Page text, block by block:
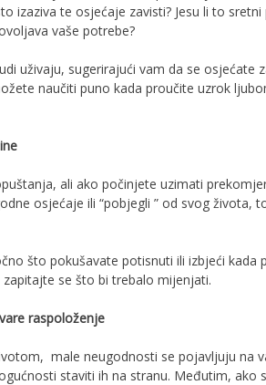
izaziva te osjećaje zavisti? Jesu li to
vaše potrebe?
uživaju, sugerirajući vam da se osjećate
naučiti puno kada proučite uzrok
ali ako počinjete uzimati
osjećaje ili “pobjegli ” od svog života,
što pokušavate potisnuti ili izbjeći kada
se što bi trebalo mijenjati.
raspoloženje
male neugodnosti se pojavljuju na
staviti ih na stranu. Međutim, ako